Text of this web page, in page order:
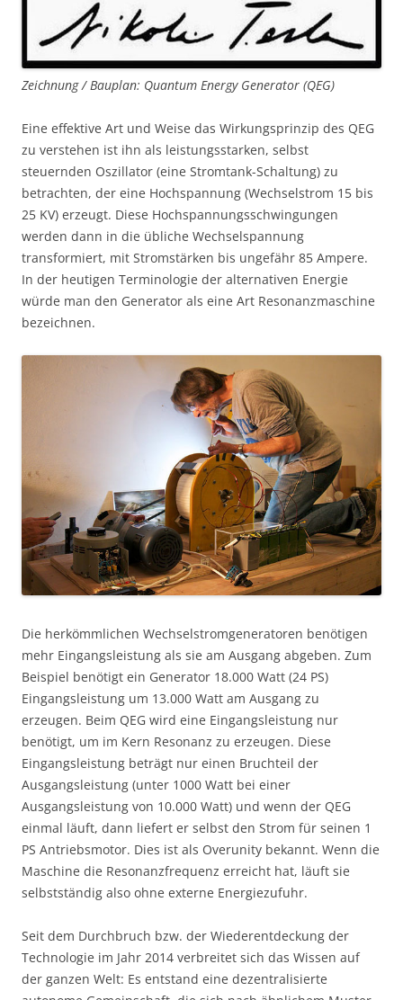
Zeichnung / Bauplan: Quantum Energy Generator (QEG)
Eine effektive Art und Weise das Wirkungsprinzip des QEG
zu verstehen ist ihn als leistungsstarken, selbst
steuernden Oszillator (eine Stromtank-Schaltung) zu
betrachten, der eine Hochspannung (Wechselstrom 15 bis
25 KV) erzeugt. Diese Hochspannungsschwingungen
werden dann in die übliche Wechselspannung
transformiert, mit Stromstärken bis ungefähr 85 Ampere.
In der heutigen Terminologie der alternativen Energie
würde man den Generator als eine Art Resonanzmaschine
bezeichnen.
Die herkömmlichen Wechselstromgeneratoren benötigen
mehr Eingangsleistung als sie am Ausgang abgeben. Zum
Beispiel benötigt ein Generator 18.000 Watt (24 PS)
Eingangsleistung um 13.000 Watt am Ausgang zu
erzeugen. Beim QEG wird eine Eingangsleistung nur
benötigt, um im Kern Resonanz zu erzeugen. Diese
Eingangsleistung beträgt nur einen Bruchteil der
Ausgangsleistung (unter 1000 Watt bei einer
Ausgangsleistung von 10.000 Watt) und wenn der QEG
einmal läuft, dann liefert er selbst den Strom für seinen 1
PS Antriebsmotor. Dies ist als Overunity bekannt. Wenn die
Maschine die Resonanzfrequenz erreicht hat, läuft sie
selbstständig also ohne externe Energiezufuhr.
Seit dem Durchbruch bzw. der Wiederentdeckung der
Technologie im Jahr 2014 verbreitet sich das Wissen auf
der ganzen Welt: Es entstand eine dezentralisierte